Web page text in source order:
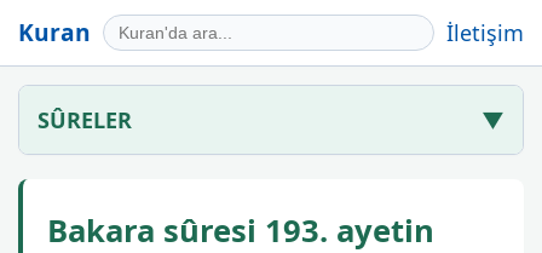
Kuran İletişim
SÛRELER ▼
Bakara sûresi 193. ayetin